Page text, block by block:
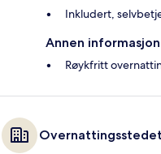
Inkludert,
Annen informasjon
Røykfritt